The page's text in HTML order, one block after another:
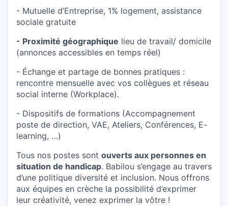
- Mutuelle d’Entreprise, 1% logement, assistance
sociale gratuite
- Proximité géographique lieu de travail/ domicile
(annonces accessibles en temps réel)
- Échange et partage de bonnes pratiques :
rencontre mensuelle avec vos collègues et réseau
social interne (Workplace).
- Dispositifs de formations (Accompagnement
poste de direction, VAE, Ateliers, Conférences, E-
learning, …)
Tous nos postes sont ouverts aux personnes en
situation de handicap. Babilou s’engage au travers
d’une politique diversité et inclusion. Nous offrons
aux équipes en crèche la possibilité d’exprimer
leur créativité, venez exprimer la vôtre !